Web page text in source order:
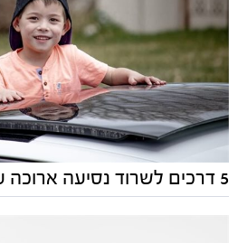
5 דרכים לשרוד נסיעה ארוכה עם הילדים